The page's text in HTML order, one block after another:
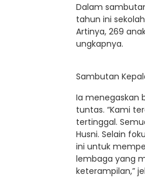
Dalam
tahun ini
Artinya, 269
ungkapnya.
Sambutan
Ia menegaskan
tuntas. “Kami
tertinggal.
Husni. Selain
ini untuk
lembaga yang
keterampilan,”